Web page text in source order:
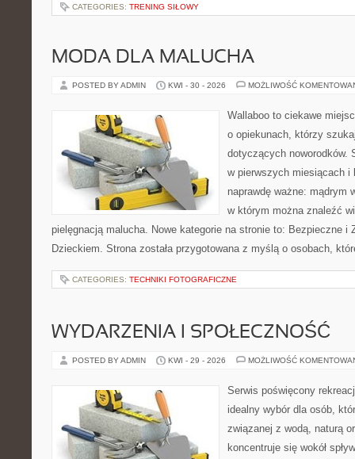
CATEGORIES: TRENING SIŁOWY
MODA DLA MALUCHA
POSTED BY ADMIN KWI - 30 - 2026 MOŻLIWOŚĆ
Wallaboo to ciekawe
o opiekunach, którzy
dotyczących noworodków.
w pierwszych miesiącach
naprawdę ważne: mądrym
w którym można znaleźć
pielęgnacją malucha. Nowe kategorie na stronie to: Bezpieczne i
Dzieckiem. Strona została przygotowana z myślą o osobach,
CATEGORIES: TECHNIKI FOTOGRAFICZNE
WYDARZENIA I SPOŁECZNOŚĆ
POSTED BY ADMIN KWI - 29 - 2026 MOŻLIWOŚĆ
Serwis poświęcony
idealny wybór dla osób,
związanej z wodą, naturą
koncentruje się wokół